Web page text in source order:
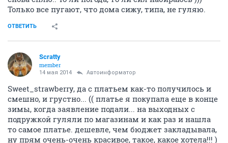
Только все пугают, что дома сижу, типа, не гуляю.
ОТВЕТИТЬ
Scratty
member
14 мая 2014 Автоинформатор
Sweet_strawberry, да с платьем как-то получилось и
смешно, и грустно... (( платье я покупала еще в конце
зимы, когда заявление подали... на выходных с
подружкой гуляли по магазинам и как раз и нашла
то самое платье. дешевле, чем бюджет закладывала,
ну прям очень-очень красивое, такое, какое хотела!!! )